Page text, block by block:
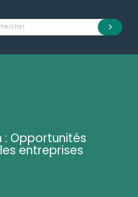
: Opportunités
entreprises